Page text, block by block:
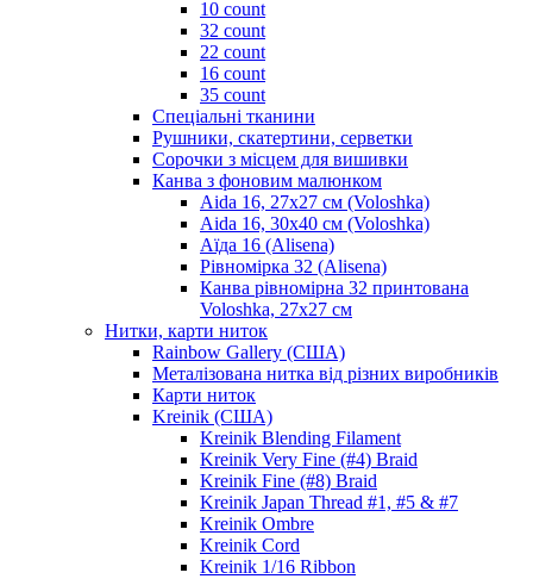
10 count
32 count
22 count
16 count
35 count
Спеціальні тканини
Рушники, скатертини, серветки
Сорочки з місцем для вишивки
Канва з фоновим малюнком
Aida 16, 27х27 см (Voloshka)
Aida 16, 30х40 см (Voloshka)
Аїда 16 (Alisena)
Рівномірка 32 (Alisena)
Канва рівномірна 32 принтована
Voloshka, 27х27 см
Нитки, карти ниток
Rainbow Gallery (США)
Металізована нитка від різних виробників
Карти ниток
Kreinik (США)
Kreinik Blending Filament
Kreinik Very Fine (#4) Braid
Kreinik Fine (#8) Braid
Kreinik Japan Thread #1, #5 & #7
Kreinik Ombre
Kreinik Cord
Kreinik 1/16 Ribbon